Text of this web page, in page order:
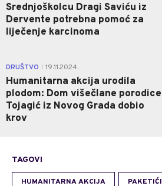
Srednjoškolcu Dragi Saviću iz
Dervente potrebna pomoć za
liječenje karcinoma
DRUŠTVO 19.11.2024.
Humanitarna akcija urodila
plodom: Dom višečlane porodice
Tojagić iz Novog Grada dobio
krov
TAGOVI
HUMANITARNA AKCIJA PAKETIĆI